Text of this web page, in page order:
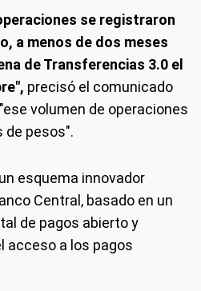
se registraron
a menos de dos meses
de Transferencias 3.0 el
precisó el comunicado
volumen de operaciones
de pesos".
esquema innovador
Central, basado en un
de pagos abierto y
acceso a los pagos